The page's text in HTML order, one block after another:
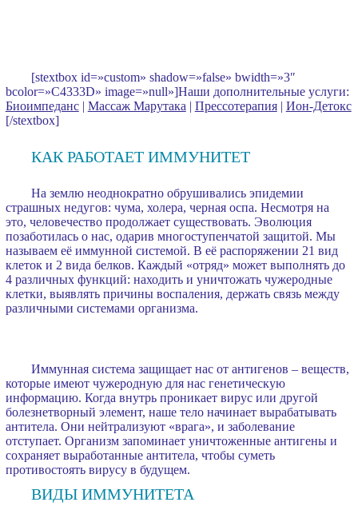
[stextbox id=»custom» shadow=»false» bwidth=»3″
bcolor=»C4333D» image=»null»]Наши дополнительные услуги:
Биоимпеданс| Массаж Марутака | Прессотерапия| Ион-Детокс
[/stextbox]
КАК РАБОТАЕТ ИММУНИТЕТ
На землю неоднократно обрушивались эпидемии
страшных недугов: чума, холера, черная оспа. Несмотря на
это, человечество продолжает существовать. Эволюция
позаботилась о нас, одарив многоступенчатой защитой. Мы
называем её иммунной системой. В её распоряжении 21 вид
клеток и 2 вида белков. Каждый «отряд» может выполнять до
4 различных функций: находить и уничтожать чужеродные
клетки, выявлять причины воспаления, держать связь между
различными системами организма.
Иммунная система защищает нас от антигенов – веществ,
которые имеют чужеродную для нас генетическую
информацию. Когда внутрь проникает вирус или другой
болезнетворный элемент, наше тело начинает вырабатывать
антитела. Они нейтрализуют «врага», и заболевание
отступает. Организм запоминает уничтоженные антигены и
сохраняет выработанные антитела, чтобы суметь
противостоять вирусу в будущем.
ВИДЫ ИММУНИТЕТА